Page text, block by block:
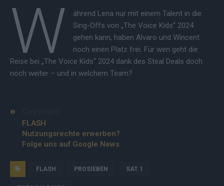
W
ährend Lena nur mit einem Talent in die
Sing-Offs von „The Voice Kids“ 2024
gehen kann, haben Alvaro und Wincent
noch einen Platz frei. Für wen geht die
Reise bei „The Voice Kids“ 2024 dank des Steal Deals doch
noch weiter – und in welchem Team?
FLASH
Nutzungsrechte erwerben?
Folge uns auf Google News
FLASH PROSIEBEN SAT.1